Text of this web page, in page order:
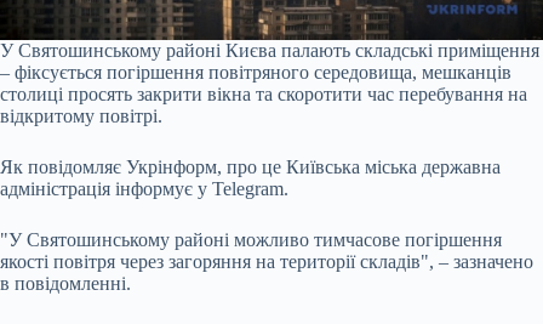
У Святошинському районі Києва палають складські приміщення
– фіксується погіршення повітряного середовища, мешканців
столиці просять закрити вікна та скоротити час перебування на
відкритому повітрі.
Як повідомляє Укрінформ, про це Київська міська державна
адміністрація інформує у Telegram.
"У Святошинському районі можливо тимчасове погіршення
якості повітря через загоряння на території складів", – зазначено
в повідомленні.